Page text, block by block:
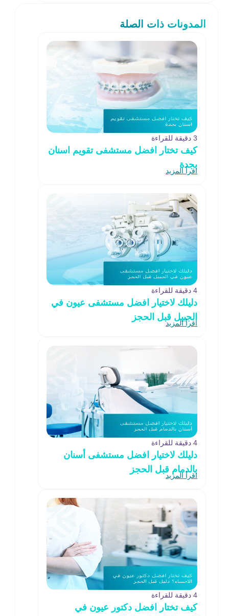
المدونات ذات الصلة
3 دقيقة للقراءة
كيف تختار افضل مستشفى تقويم اسنان
بجدة
اقرأ المزيد
4 دقيقة للقراءة
دليلك لاختيار افضل مستشفى عيون في
الجبيل قبل الحجز
اقرأ المزيد
4 دقيقة للقراءة
دليلك لاختيار افضل مستشفى أسنان
بالدمام قبل الحجز
اقرأ المزيد
4 دقيقة للقراءة
كيف تختار افضل دكتور عيون في